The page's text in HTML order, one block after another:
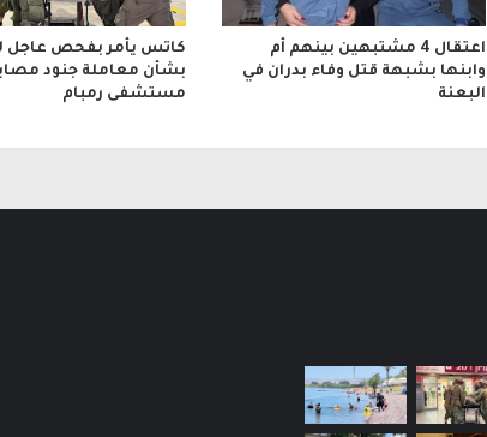
اعتقال 4 مشتبهين بينهم أم
وابنها بشبهة قتل وفاء بدران في
البعنة
كاتس يأمر بفحص عاجل
بشأن معاملة جنود
مستشفى رمبام